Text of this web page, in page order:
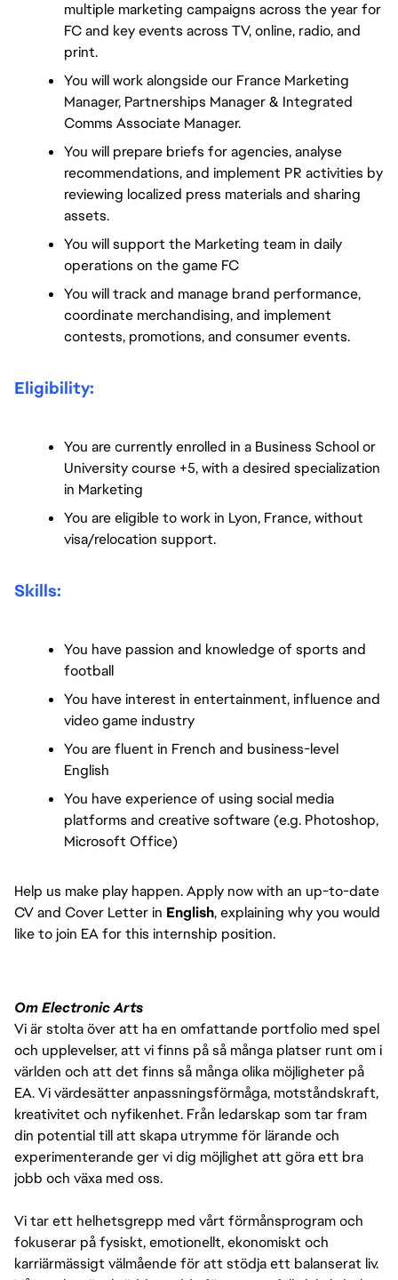
multiple marketing campaigns across the year for
FC and key events across TV, online, radio, and
print.
You will work alongside our France Marketing
Manager, Partnerships Manager & Integrated
Comms Associate Manager.
You will prepare briefs for agencies, analyse
recommendations, and implement PR activities by
reviewing localized press materials and sharing
assets.
You will support the Marketing team in daily
operations on the game FC
You will track and manage brand performance,
coordinate merchandising, and implement
contests, promotions, and consumer events.
Eligibility:
You are currently enrolled in a Business School or
University course +5, with a desired specialization
in Marketing
You are eligible to work in Lyon, France, without
visa/relocation support.
Skills:
You have passion and knowledge of sports and
football
You have interest in entertainment, influence and
video game industry
You are fluent in French and business-level
English
You have experience of using social media
platforms and creative software (e.g. Photoshop,
Microsoft Office)
Help us make play happen. Apply now with an up-to-date
CV and Cover Letter in English, explaining why you would
like to join EA for this internship position.
Om Electronic Arts
Vi är stolta över att ha en omfattande portfolio med spel
och upplevelser, att vi finns på så många platser runt om i
världen och att det finns så många olika möjligheter på
EA. Vi värdesätter anpassningsförmåga, motståndskraft,
kreativitet och nyfikenhet. Från ledarskap som tar fram
din potential till att skapa utrymme för lärande och
experimenterande ger vi dig möjlighet att göra ett bra
jobb och växa med oss.
Vi tar ett helhetsgrepp med vårt förmånsprogram och
fokuserar på fysiskt, emotionellt, ekonomiskt och
karriärmässigt välmående för att stödja ett balanserat liv.